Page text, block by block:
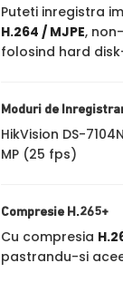
Puteti inregistra
H.264 / MJPE,
folosind hard
Moduri de
HikVision DS-
MP (25 fps)
Compresie H.265+
Cu compresia
pastrandu-si